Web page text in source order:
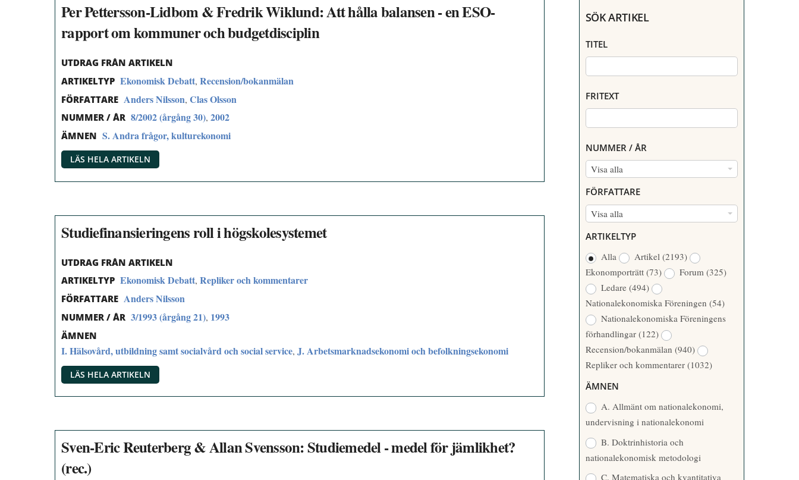
Per Pettersson-Lidbom & Fredrik Wiklund: Att hålla balansen - en ESO-
rapport om kommuner och budgetdisciplin
UTDRAG FRÅN ARTIKELN
ARTIKELTYP Ekonomisk Debatt, Recension/bokanmälan
FÖRFATTARE Anders Nilsson, Clas Olsson
NUMMER / ÅR 8/2002 (årgång 30), 2002
ÄMNEN S. Andra frågor, kulturekonomi
LÄS HELA ARTIKELN
Studiefinansieringens roll i högskolesystemet
UTDRAG FRÅN ARTIKELN
ARTIKELTYP Ekonomisk Debatt, Repliker och kommentarer
FÖRFATTARE Anders Nilsson
NUMMER / ÅR 3/1993 (årgång 21), 1993
ÄMNEN
I. Hälsovård, utbildning samt socialvård och social service, J. Arbetsmarknadsekonomi och befolkningsekonomi
LÄS HELA ARTIKELN
Sven-Eric Reuterberg & Allan Svensson: Studiemedel - medel för jämlikhet?
(rec.)
SÖK ARTIKEL
TITEL
FRITEXT
NUMMER / ÅR
Visa alla
N
M
M
/
Å
R
FÖRFATTARE
Visa alla
R
F
A
T
T
A
R
E
ARTIKELTYP
Alla
Artikel (2193)
Ekonomporträtt (73) Forum (325)
Ledare (494)
Nationalekonomiska Föreningen (54)
Nationalekonomiska Föreningens
förhandlingar (122)
Recension/bokanmälan (940)
Repliker och kommentarer (1032)
ÄMNEN
A. Allmänt om nationalekonomi,
undervisning i nationalekonomi
B. Doktrinhistoria och
nationalekonomisk metodologi
C. Matematiska och kvantitativa